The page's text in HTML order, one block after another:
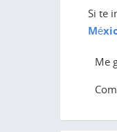
Si te
Me